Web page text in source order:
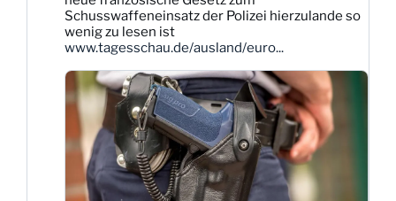
Bluesky
ansehen
Schusswaffeneinsatz der Polizei hierzulande so
wenig zu lesen ist
www.tagesschau.de/ausland/euro...